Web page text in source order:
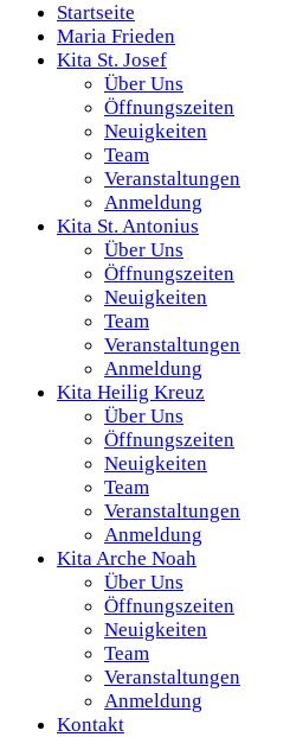
Startseite
Maria Frieden
Kita St. Josef
Über Uns
Öffnungszeiten
Neuigkeiten
Team
Veranstaltungen
Anmeldung
Kita St. Antonius
Über Uns
Öffnungszeiten
Neuigkeiten
Team
Veranstaltungen
Anmeldung
Kita Heilig Kreuz
Über Uns
Öffnungszeiten
Neuigkeiten
Team
Veranstaltungen
Anmeldung
Kita Arche Noah
Über Uns
Öffnungszeiten
Neuigkeiten
Team
Veranstaltungen
Anmeldung
Kontakt